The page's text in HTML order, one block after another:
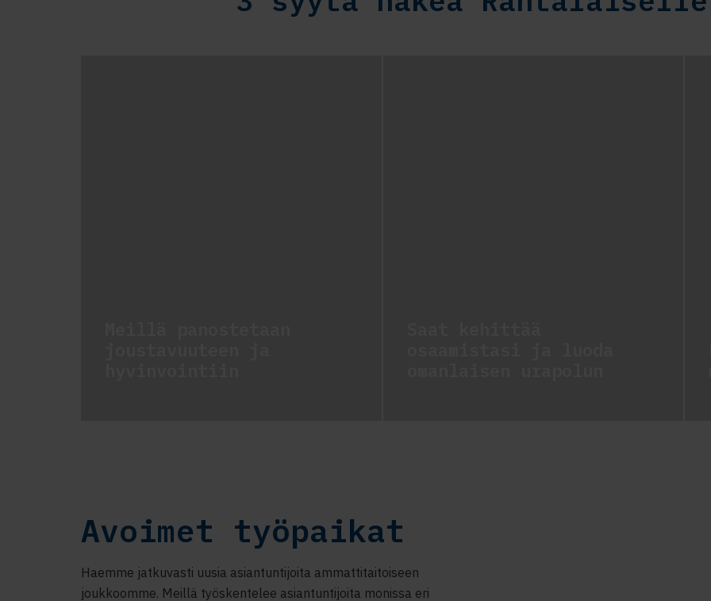
Avoimet työpaikat
Haemme jatkuvasti uusia asiantuntijoita ammattitaitoiseen
joukkoomme. Meillä työskentelee asiantuntijoita monissa eri